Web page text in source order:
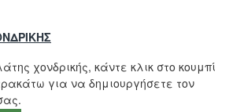
χονδρικής, κάντε κλικ στο κουμπί
για να δημιουργήσετε τον